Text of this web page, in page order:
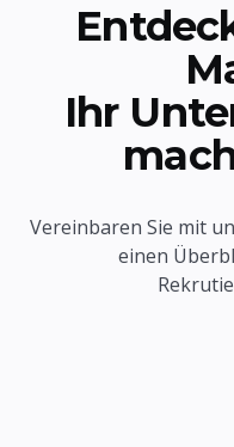
Ihr
Vereinbaren Sie mit
einen